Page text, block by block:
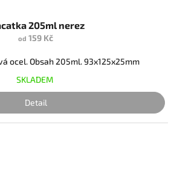
205ml nerez
od 159 Kč
ocel. Obsah 205ml. 93x125x25mm
SKLADEM
Detail